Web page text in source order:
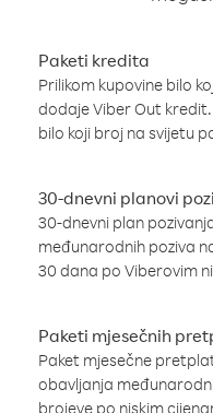
Paketi kredita
Prilikom kupovine bilo
dodaje Viber Out
bilo koji broj na svijetu
30-dnevni planovi
30-dnevni plan
međunarodnih poziva
30 dana po Viberovim
Paketi mjesečnih
Paket mjesečne
obavljanja
brojeve po niskim